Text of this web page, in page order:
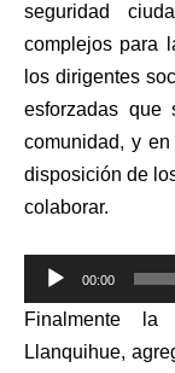
seguridad
complejos para
los dirigentes
esforzadas que
comunidad, y
disposición de
colaborar.
Reproductor
de
audio
00:00
Finalmente
Llanquihue,